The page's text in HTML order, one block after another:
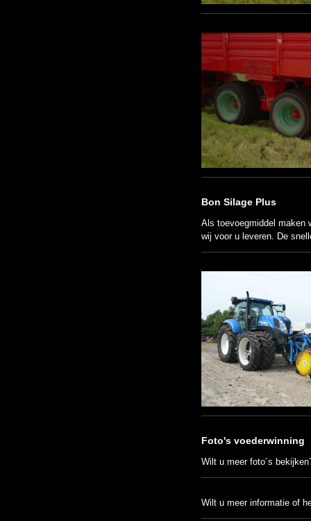
Bon Silage Plus
Als toevoegmiddel maken
wij voor u leveren. De
Foto's voederwinning
Wilt u meer foto´s
Wilt u meer informatie of